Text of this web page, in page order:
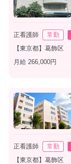
正看護師 常勤
【東京都】葛飾区
月給 266,000円
正看護師 常勤
【東京都】葛飾区